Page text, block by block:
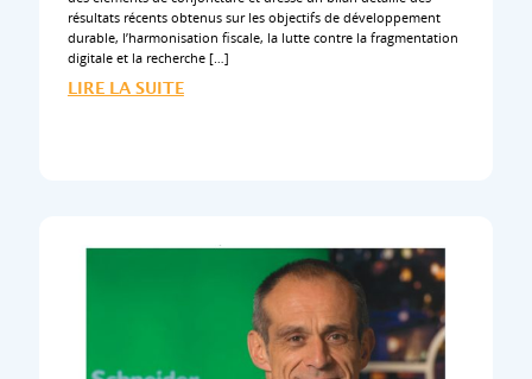
résultats récents obtenus sur les objectifs de développement
durable, l’harmonisation fiscale, la lutte contre la fragmentation
digitale et la recherche […]
LIRE LA SUITE